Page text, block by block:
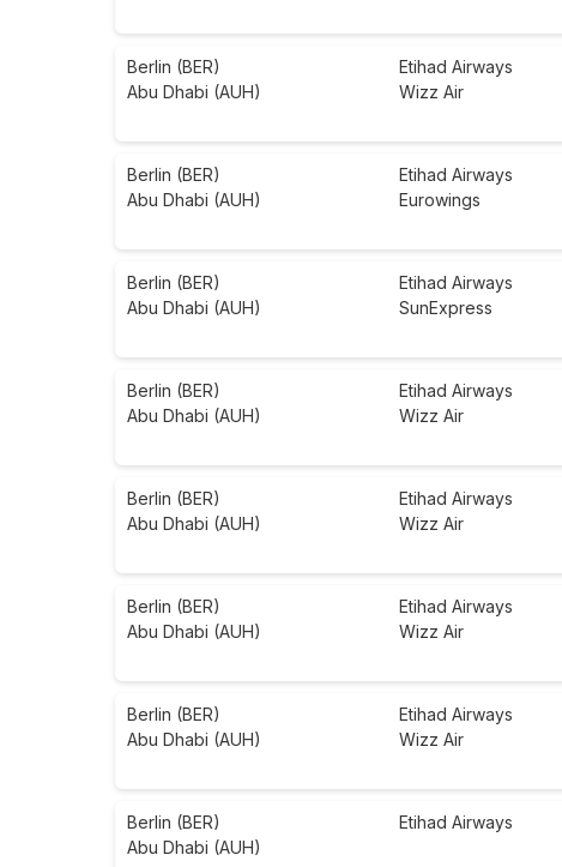
Berlin (BER)
Abu Dhabi (AUH)
Etihad Airways
Wizz Air
Berlin (BER)
Abu Dhabi (AUH)
Etihad Airways
Eurowings
Berlin (BER)
Abu Dhabi (AUH)
Etihad Airways
SunExpress
Berlin (BER)
Abu Dhabi (AUH)
Etihad Airways
Wizz Air
Berlin (BER)
Abu Dhabi (AUH)
Etihad Airways
Wizz Air
Berlin (BER)
Abu Dhabi (AUH)
Etihad Airways
Wizz Air
Berlin (BER)
Abu Dhabi (AUH)
Etihad Airways
Wizz Air
Berlin (BER)
Abu Dhabi (AUH)
Etihad Airways